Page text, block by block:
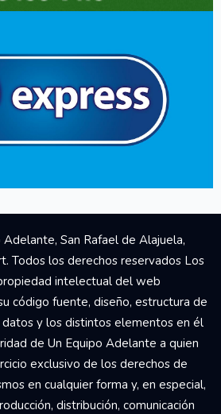
San Rafael de Alajuela,
Todos los derechos reservados Los
intelectual del web
código fuente, diseño, estructura de
datos y los distintos elementos en él
de Un Equipo Adelante a quien
exclusivo de los derechos de
en cualquier forma y, en especial,
distribución, comunicación